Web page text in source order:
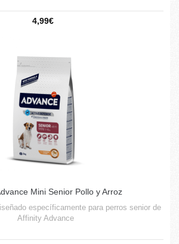
4,99€
Mini Senior Pollo y Arroz
específicamente para perros senior de
Affinity Advance